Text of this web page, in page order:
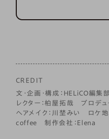
CREDIT
文・企画・構成：HELiCO編
レクター：柏屋拓哉 プロデ
ヘアメイク：川埜みい ロケ
coffee 制作会社：Elena